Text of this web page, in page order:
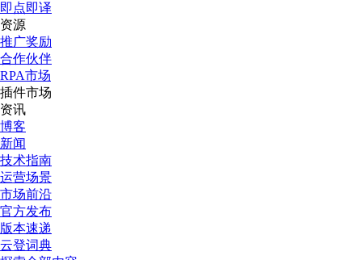
即点即译
资源
推广奖励
合作伙伴
RPA市场
插件市场
资讯
博客
新闻
技术指南
运营场景
市场前沿
官方发布
版本速递
云登词典